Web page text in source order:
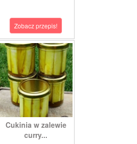
Zobacz przepis!
Cukinia w zalewie
curry...